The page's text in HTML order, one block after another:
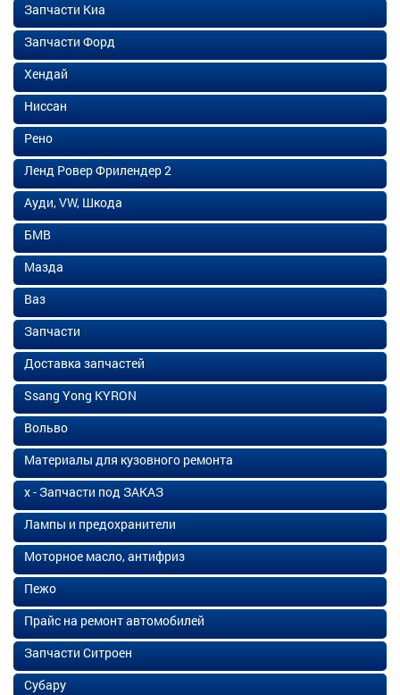
Запчасти Киа
Запчасти Форд
Хендай
Ниссан
Рено
Ленд Ровер Фрилендер 2
Ауди, VW, Шкода
БМВ
Мазда
Ваз
Запчасти
Доставка запчастей
Ssang Yong KYRON
Вольво
Материалы для кузовного ремонта
х - Запчасти под ЗАКАЗ
Лампы и предохранители
Моторное масло, антифриз
Пежо
Прайс на ремонт автомобилей
Запчасти Ситроен
Субару